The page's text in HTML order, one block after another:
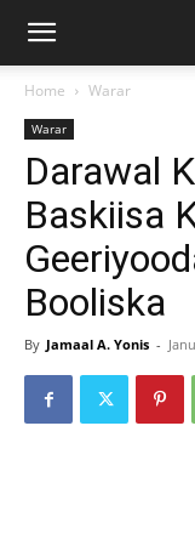
Home Warar
Warar
Darawal
Baskiisa
Booliska
By Jamaal A. Yonis -